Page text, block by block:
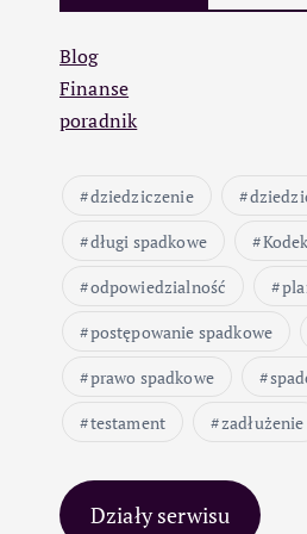
Blog
Finanse
poradnik
dziedziczenie
długi spadkowe
odpowiedzialność
postępowanie spadkowe
prawo spadkowe
testament
zadłużenie
Działy serwisu